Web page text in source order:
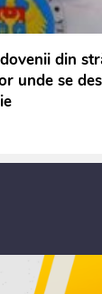
din
unde se